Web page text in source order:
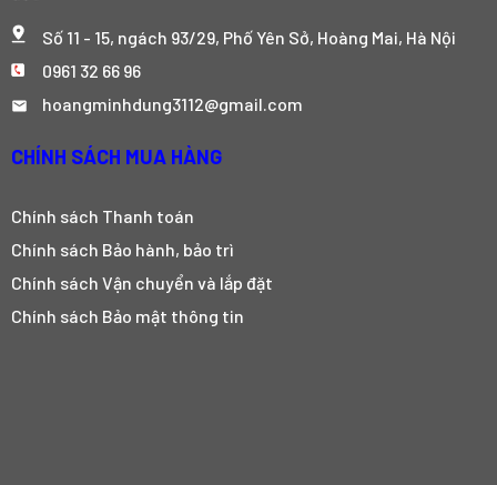
Số 11 - 15, ngách 93/29, Phố Yên Sở, Hoàng Mai, Hà Nội
0961 32 66 96
hoangminhdung3112@gmail.com
CHÍNH SÁCH MUA HÀNG
Chính sách Thanh toán
Chính sách Bảo hành, bảo trì
Chính sách Vận chuyển và lắp đặt
Chính sách Bảo mật thông tin